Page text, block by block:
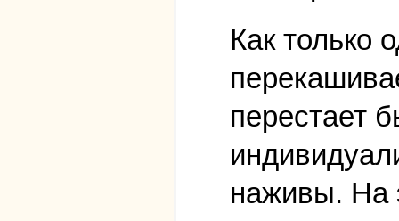
Как только
перестает
наживы. На